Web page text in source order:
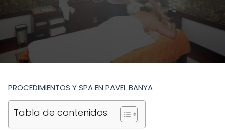
PROCEDIMIENTOS Y SPA EN PAVEL BANYA
Tabla de contenidos